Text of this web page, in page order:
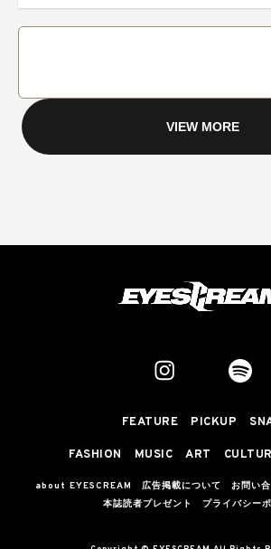
VIEW MORE
FEATURE PICKUP
FASHION MUSIC ART
about EYESCREAM 広告掲載について
お問い
本誌読者プレゼント
プライバシー